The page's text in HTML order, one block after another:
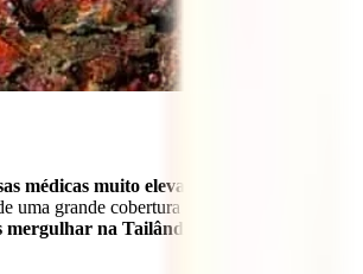
médicas muito elevadas do país
uma grande cobertura médica e outras
mergulhar na Tailândia.